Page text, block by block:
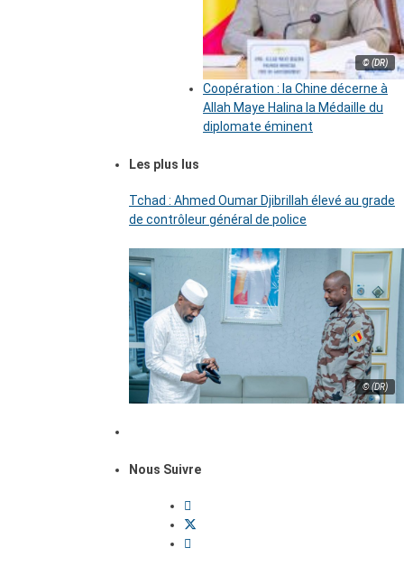
© (DR)
Coopération : la Chine décerne à
Allah Maye Halina la Médaille du
diplomate éminent
Les plus lus
Tchad : Ahmed Oumar Djibrillah élevé au grade
de contrôleur général de police
© (DR)
Nous Suivre